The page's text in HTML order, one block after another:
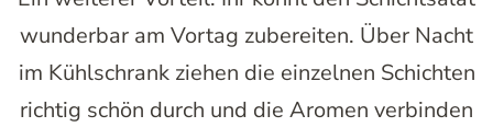
wunderbar am Vortag zubereiten. Über Nacht
im Kühlschrank ziehen die einzelnen Schichten
richtig schön durch und die Aromen verbinden